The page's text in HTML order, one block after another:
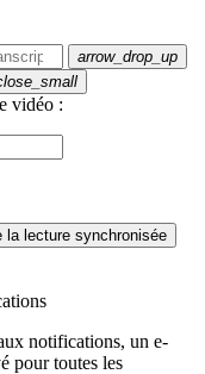
arrow_drop_up
vidéo :
la lecture synchronisée
notifications, un e-
pour toutes les